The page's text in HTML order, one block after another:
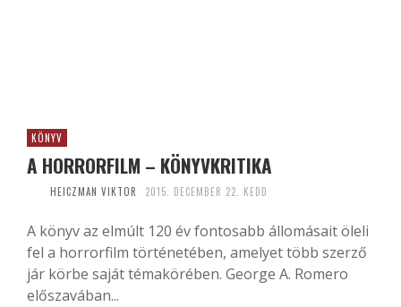
KÖNYV
A HORRORFILM – KÖNYVKRITIKA
HEICZMAN VIKTOR 2015. DECEMBER 22. KEDD
A könyv az elmúlt 120 év fontosabb állomásait öleli
fel a horrorfilm történetében, amelyet több szerző
jár körbe saját témakörében. George A. Romero
előszavában...